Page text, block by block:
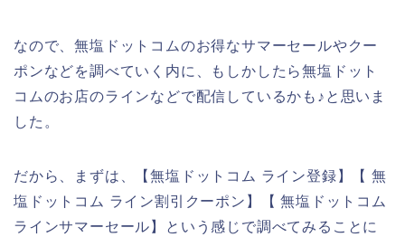
なので、無塩ドットコムのお得なサマーセールやクー
ポンなどを調べていく内に、もしかしたら無塩ドット
コムのお店のラインなどで配信しているかも♪と思いま
した。
だから、まずは、【無塩ドットコム ライン登録】【 無
塩ドットコム ライン割引クーポン】【 無塩ドットコム
ラインサマーセール】という感じで調べてみることに